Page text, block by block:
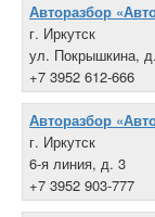
Авторазбор
г. Иркутск
ул. Покрышкина,
+7 3952 612-666
Авторазбор
г. Иркутск
6-я линия, д. 3
+7 3952 903-777